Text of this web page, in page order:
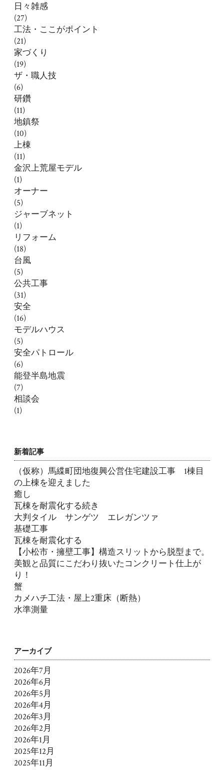
日々雑感
(27)
工法・ここがポイント
(21)
家づくり
(19)
ザ・職人技
(6)
研鑽
(11)
地鎮祭
(10)
上棟
(11)
金沢上荒屋モデル
(1)
オーナー
(5)
ジャーブネット
(1)
リフォーム
(18)
台風
(5)
公共工事
(31)
安全
(16)
モデルハウス
(5)
安全パトロール
(6)
能登半島地震
(7)
相談会
(1)
新着記事
（仮称）馬緤町団地復興公営住宅建設工事 1棟目
の上棟を迎えました
癒し
瓦棟を耐震化する続き
大判タイル サンゲツ エレガンツァ
基礎工事
瓦棟を耐震化する
【小松市・擁壁工事】構造スリットから脱型まで。
美観と品質にこだわり抜いたコンクリート仕上が
り！
蟹
カメハチ工法・屋上2重床（断熱）
水準測量
アーカイブ
2026年7月
2026年6月
2026年5月
2026年4月
2026年3月
2026年2月
2026年1月
2025年12月
2025年11月